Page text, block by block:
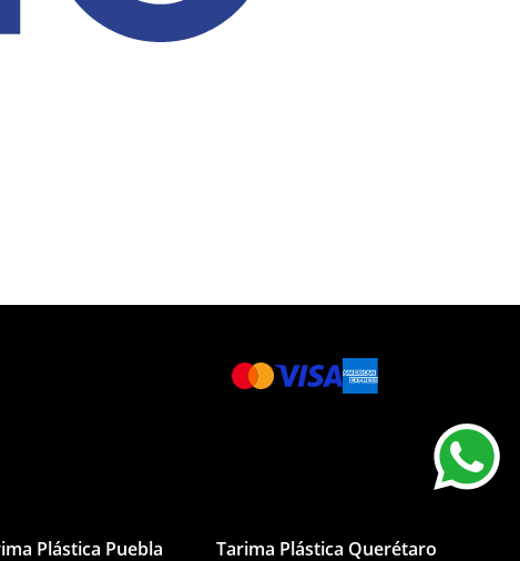
Plástica Puebla Tarima Plástica Querétaro